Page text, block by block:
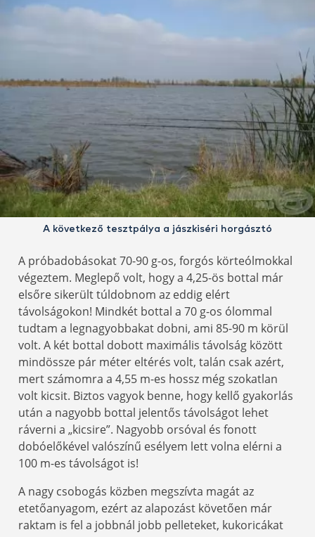
A következő tesztpálya a jászkiséri horgásztó
A próbadobásokat 70-90 g-os, forgós körteólmokkal
végeztem. Meglepő volt, hogy a 4,25-ös bottal már
elsőre sikerült túldobnom az eddig elért
távolságokon! Mindkét bottal a 70 g-os ólommal
tudtam a legnagyobbakat dobni, ami 85-90 m körül
volt. A két bottal dobott maximális távolság között
mindössze pár méter eltérés volt, talán csak azért,
mert számomra a 4,55 m-es hossz még szokatlan
volt kicsit. Biztos vagyok benne, hogy kellő gyakorlás
után a nagyobb bottal jelentős távolságot lehet
ráverni a „kicsire”. Nagyobb orsóval és fonott
dobóelőkével valószínű esélyem lett volna elérni a
100 m-es távolságot is!
A nagy csobogás közben megszívta magát az
etetőanyagom, ezért az alapozást követően már
raktam is fel a jobbnál jobb pelleteket, kukoricákat